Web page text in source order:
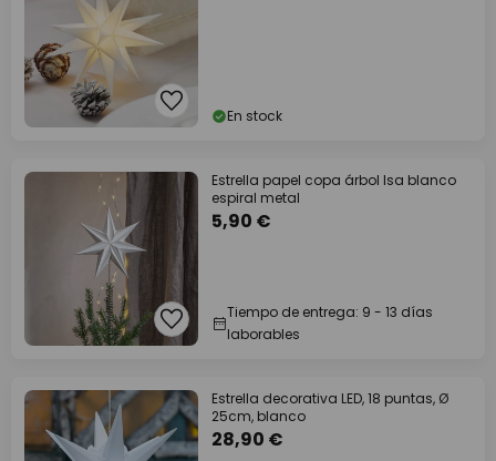
En stock
Estrella papel copa árbol Isa blanco
espiral metal
5,90 €
Tiempo de entrega: 9 - 13 días
laborables
Estrella decorativa LED, 18 puntas, Ø
25cm, blanco
28,90 €